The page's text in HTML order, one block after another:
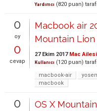
Yardımcı (820 puan)
0
oy
0
cevap
Macbook air
Mountain
27 Ekim 2017 Mac Ailesi
Kullanıcı (120 puan)
macbook-air
macbook
0 OS X